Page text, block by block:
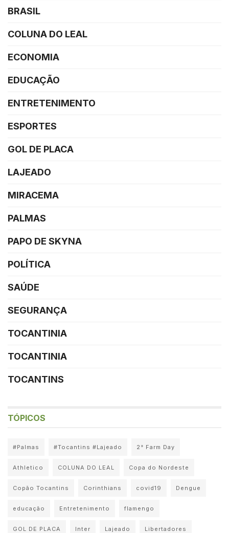
BRASIL
COLUNA DO LEAL
ECONOMIA
EDUCAÇÃO
ENTRETENIMENTO
ESPORTES
GOL DE PLACA
LAJEADO
MIRACEMA
PALMAS
PAPO DE SKYNA
POLÍTICA
SAÚDE
SEGURANÇA
TOCANTINIA
TOCANTINIA
TOCANTINS
TÓPICOS
#Palmas #Tocantins #Lajeado 2° Farm Day
Athletico COLUNA DO LEAL Copa do Nordeste
Copão Tocantins Corinthians covid19 Dengue
educação Entretenimento flamengo
GOL DE PLACA Inter Lajeado Libertadores